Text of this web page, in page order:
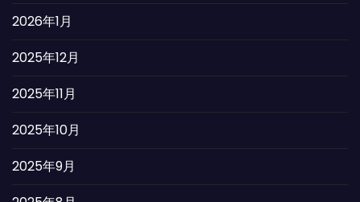
2026年1月
2025年12月
2025年11月
2025年10月
2025年9月